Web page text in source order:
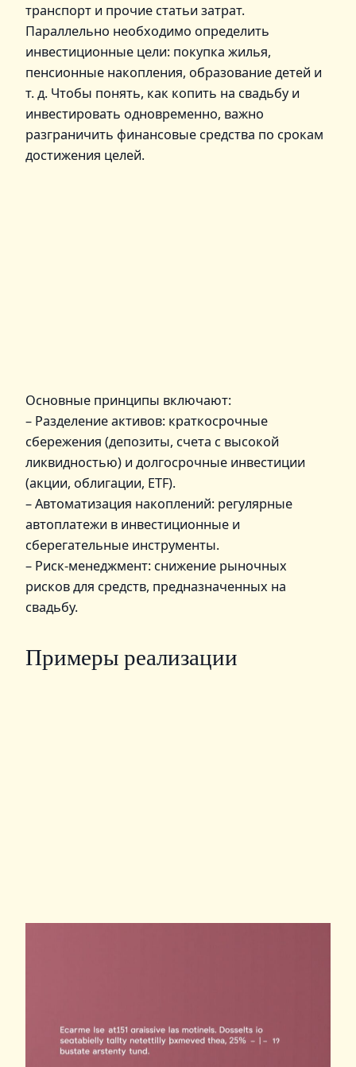
транспорт и прочие статьи затрат.
Параллельно необходимо определить
инвестиционные цели: покупка жилья,
пенсионные накопления, образование детей и
т. д. Чтобы понять, как копить на свадьбу и
инвестировать одновременно, важно
разграничить финансовые средства по срокам
достижения целей.
Основные принципы включают:
– Разделение активов: краткосрочные
сбережения (депозиты, счета с высокой
ликвидностью) и долгосрочные инвестиции
(акции, облигации, ETF).
– Автоматизация накоплений: регулярные
автоплатежи в инвестиционные и
сберегательные инструменты.
– Риск-менеджмент: снижение рыночных
рисков для средств, предназначенных на
свадьбу.
Примеры реализации